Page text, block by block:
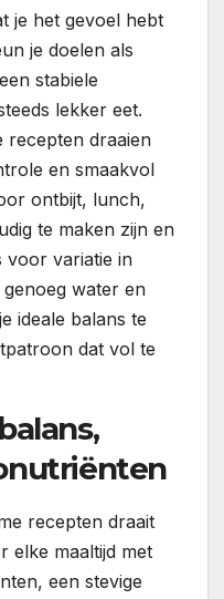
je het gevoel hebt
je doelen als
stabiele
lekker eet.
recepten draaien
en smaakvol
ontbijt, lunch,
te maken zijn en
voor variatie in
water en
ideale balans te
dat vol te
recepten draait
elke maaltijd met
een stevige